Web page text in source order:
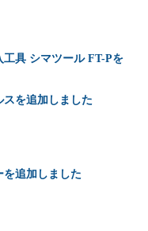
具 シマツール FT-Pを
を追加しました
追加しました